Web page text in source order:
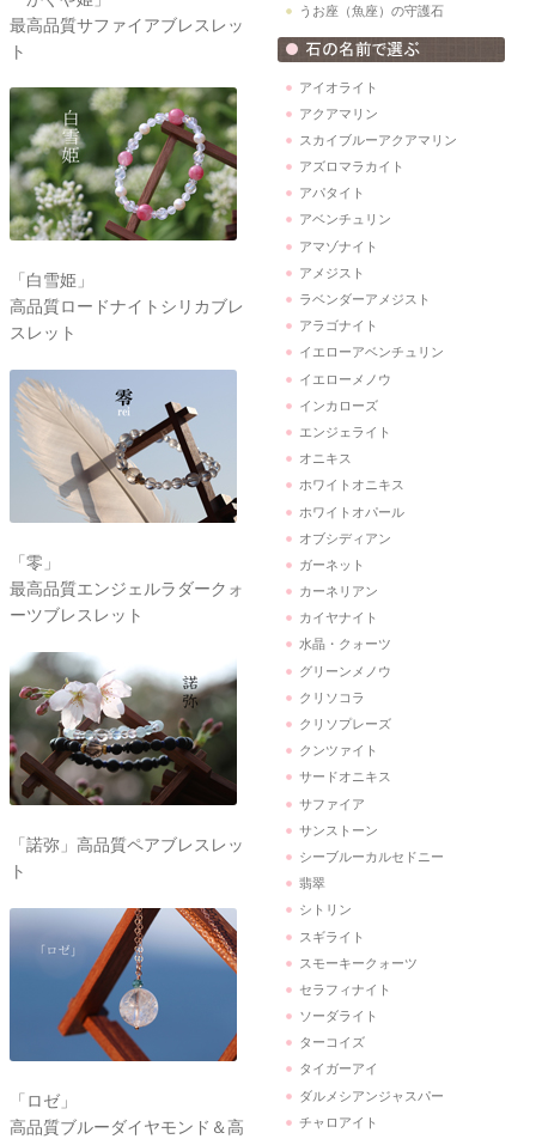
最高品質サファイアブレスレッ
ト
「白雪姫」
高品質ロードナイトシリカブレ
スレット
「零」
最高品質エンジェルラダークォ
ーツブレスレット
「諾弥」高品質ペアブレスレッ
ト
「ロゼ」
高品質ブルーダイヤモンド＆高
うお座（魚座）の守護石
アイオライト
アクアマリン
スカイブルーアクアマリン
アズロマラカイト
アパタイト
アベンチュリン
アマゾナイト
アメジスト
ラベンダーアメジスト
アラゴナイト
イエローアベンチュリン
イエローメノウ
インカローズ
エンジェライト
オニキス
ホワイトオニキス
ホワイトオパール
オブシディアン
ガーネット
カーネリアン
カイヤナイト
水晶・クォーツ
グリーンメノウ
クリソコラ
クリソプレーズ
クンツァイト
サードオニキス
サファイア
サンストーン
シーブルーカルセドニー
翡翠
シトリン
スギライト
スモーキークォーツ
セラフィナイト
ソーダライト
ターコイズ
タイガーアイ
ダルメシアンジャスパー
チャロアイト